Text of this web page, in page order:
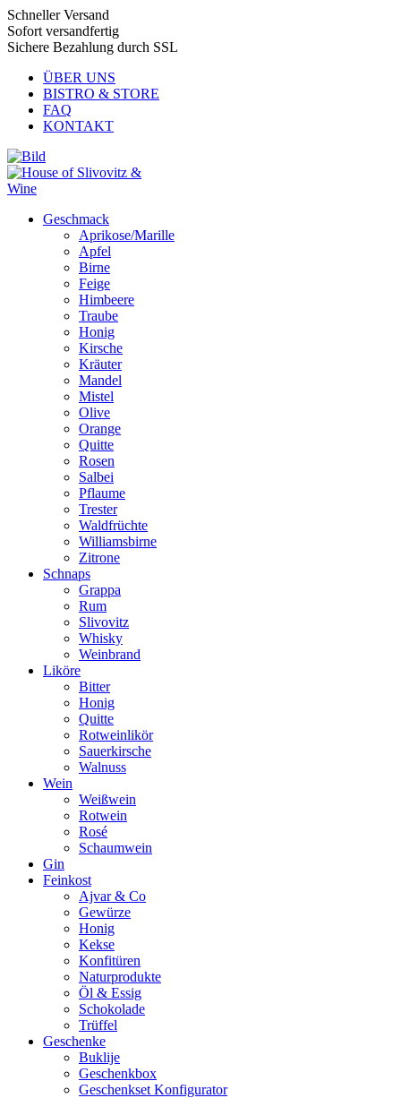
Schneller Versand
Sofort versandfertig
Sichere Bezahlung durch SSL
ÜBER UNS
BISTRO & STORE
FAQ
KONTAKT
Geschmack
Aprikose/Marille
Apfel
Birne
Feige
Himbeere
Traube
Honig
Kirsche
Kräuter
Mandel
Mistel
Olive
Orange
Quitte
Rosen
Salbei
Pflaume
Trester
Waldfrüchte
Williamsbirne
Zitrone
Schnaps
Grappa
Rum
Slivovitz
Whisky
Weinbrand
Liköre
Bitter
Honig
Quitte
Rotweinlikör
Sauerkirsche
Walnuss
Wein
Weißwein
Rotwein
Rosé
Schaumwein
Gin
Feinkost
Ajvar & Co
Gewürze
Honig
Kekse
Konfitüren
Naturprodukte
Öl & Essig
Schokolade
Trüffel
Geschenke
Buklije
Geschenkbox
Geschenkset Konfigurator